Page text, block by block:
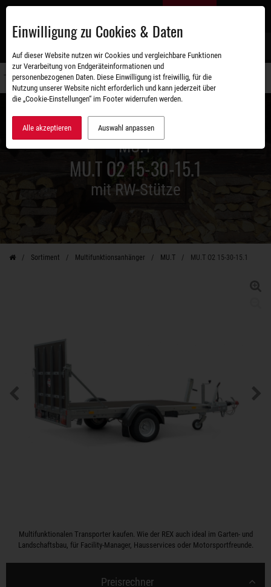
Zum
MU.T
MU.T O2 15-30-15.1
mit RW-Stütze
Sortiment Multifunktionsanhänger MU.T MU.T O2 15-30-15.1
Multifunktionalen Transporter kaufen. Wie der REX auch ideal im Garten- und
Landschaftsbau, für Facility-Manager, Hausservices oder Motorsportfreunde.
Preisrechner
Einwilligung zu Cookies & Daten
Auf dieser Website nutzen wir Cookies und vergleichbare Funktionen
zur Verarbeitung von Endgeräteinformationen und
personenbezogenen Daten. Diese Einwilligung ist freiwillig, für die
Nutzung unserer Website nicht erforderlich und kann jederzeit über
die „Cookie-Einstellungen“ im Footer widerrufen werden.
Alle akzeptieren Auswahl anpassen